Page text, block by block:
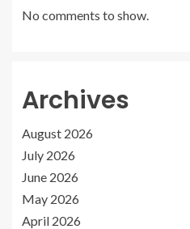
No comments to show.
Archives
August 2026
July 2026
June 2026
May 2026
April 2026